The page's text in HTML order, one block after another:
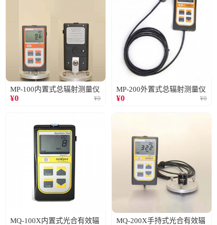
MP-100内置式总辐射测量仪
¥0 ¥0
MP-200外置式总辐射测量仪
¥0 ¥0
MQ-100X内置式光合有效辐
MQ-200X手持式光合有效辐